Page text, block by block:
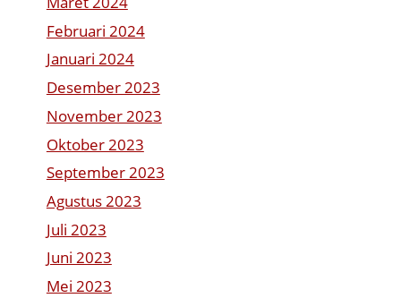
Februari 2024
Januari 2024
Desember 2023
November 2023
Oktober 2023
September 2023
Agustus 2023
Juli 2023
Juni 2023
Mei 2023